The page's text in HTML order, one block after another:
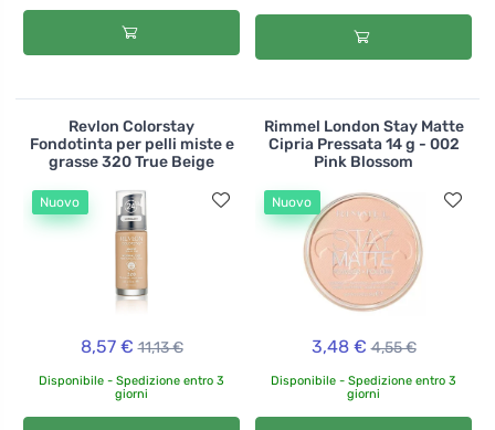
Revlon Colorstay
Fondotinta per pelli miste e
grasse 320 True Beige
Nuovo
8,57 € 11,13 €
Disponibile - Spedizione entro 3
giorni
Rimmel London Stay Matte
Cipria Pressata 14 g - 002
Pink Blossom
Nuovo
3,48 € 4,55 €
Disponibile - Spedizione entro 3
giorni